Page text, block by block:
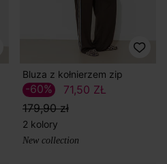
Bluza z kołnierzem zip
71,50 ZŁ
179,90 zł
-60%
2 kolory
New collection